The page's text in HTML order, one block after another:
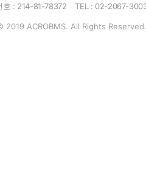
호 : 214-81-78372
TEL : 02-2067-
2019 ACROBMS. All Rights Reserved.